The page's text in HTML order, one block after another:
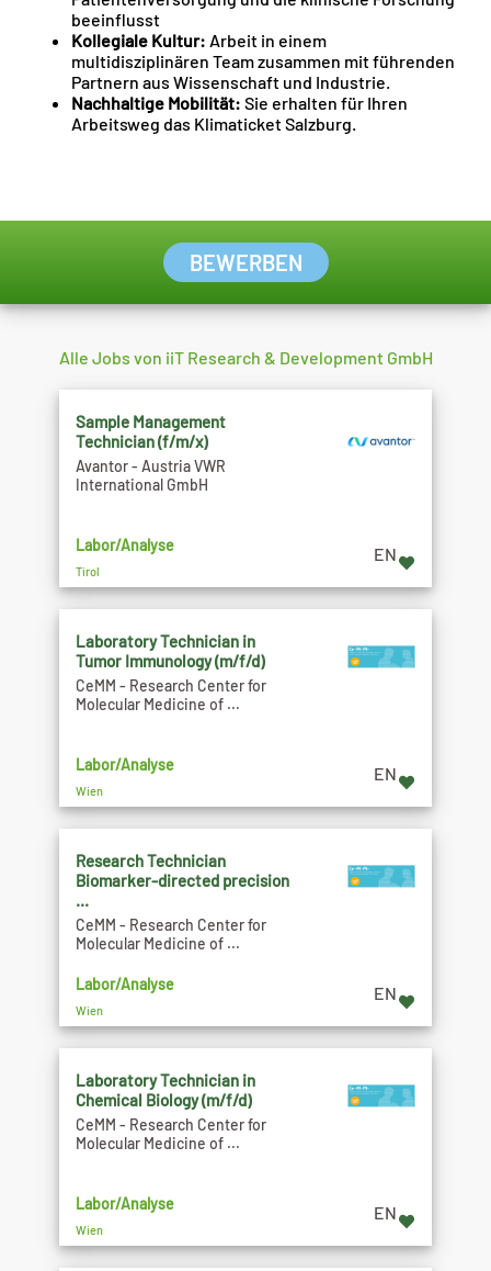
beeinflusst
Kollegiale Kultur: Arbeit in einem
multidisziplinären Team zusammen mit führenden
Partnern aus Wissenschaft und Industrie.
Nachhaltige Mobilität: Sie erhalten für Ihren
Arbeitsweg das Klimaticket Salzburg.
BEWERBEN
Alle Jobs von iiT Research & Development GmbH
Sample Management
Technician (f/m/x)
Avantor - Austria VWR
International GmbH
Labor/Analyse
Tirol
EN
Laboratory Technician in
Tumor Immunology (m/f/d)
CeMM - Research Center for
Molecular Medicine of ...
Labor/Analyse
Wien
EN
Research Technician
Biomarker-directed precision
...
CeMM - Research Center for
Molecular Medicine of ...
Labor/Analyse
Wien
EN
Laboratory Technician in
Chemical Biology (m/f/d)
CeMM - Research Center for
Molecular Medicine of ...
Labor/Analyse
Wien
EN